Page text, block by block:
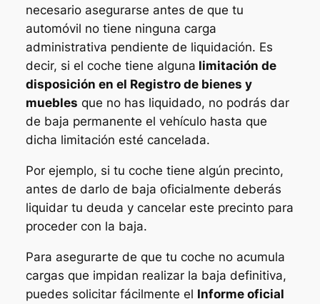
necesario asegurarse antes de que tu
automóvil no tiene ninguna carga
administrativa pendiente de liquidación. Es
decir, si el coche tiene alguna limitación de
disposición en el Registro de bienes y
muebles que no has liquidado, no podrás dar
de baja permanente el vehículo hasta que
dicha limitación esté cancelada.
Por ejemplo, si tu coche tiene algún precinto,
antes de darlo de baja oficialmente deberás
liquidar tu deuda y cancelar este precinto para
proceder con la baja.
Para asegurarte de que tu coche no acumula
cargas que impidan realizar la baja definitiva,
puedes solicitar fácilmente el Informe oficial